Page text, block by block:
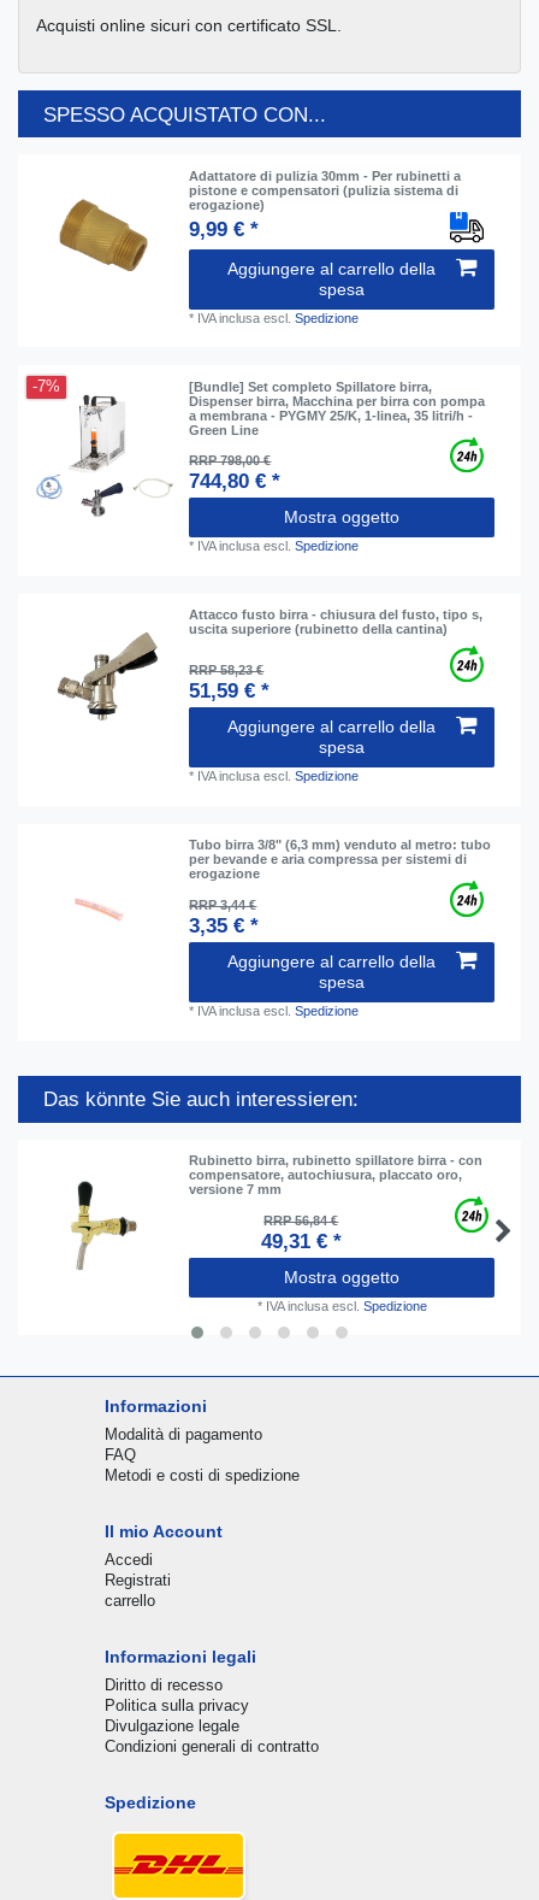
Acquisti online sicuri con certificato SSL.
SPESSO ACQUISTATO CON...
Adattatore di pulizia 30mm - Per rubinetti a
pistone e compensatori (pulizia sistema di
erogazione)
9,99 € *
Aggiungere al carrello della
spesa
* IVA inclusa escl.Spedizione
-7%
[Bundle] Set completo Spillatore birra,
Dispenser birra, Macchina per birra con pompa
a membrana - PYGMY 25/K, 1-linea, 35 litri/h -
Green Line
RRP 798,00 €
744,80 € *
Mostra oggetto
* IVA inclusa escl.Spedizione
Attacco fusto birra - chiusura del fusto, tipo s,
uscita superiore (rubinetto della cantina)
RRP 58,23 €
51,59 € *
Aggiungere al carrello della
spesa
* IVA inclusa escl.Spedizione
Tubo birra 3/8" (6,3 mm) venduto al metro: tubo
per bevande e aria compressa per sistemi di
erogazione
RRP 3,44 €
3,35 € *
Aggiungere al carrello della
spesa
* IVA inclusa escl.Spedizione
Das könnte Sie auch interessieren:
Rubinetto birra, rubinetto spillatore birra - con
compensatore, autochiusura, placcato oro,
versione 7 mm
RRP 56,84 €
49,31 € *
Mostra oggetto
* IVA inclusaescl. Spedizione
Informazioni
Modalità di pagamento
FAQ
Metodi e costi di spedizione
Il mio Account
Accedi
Registrati
carrello
Informazioni legali
Diritto di recesso
Politica sulla privacy
Divulgazione legale
Condizioni generali di contratto
Spedizione